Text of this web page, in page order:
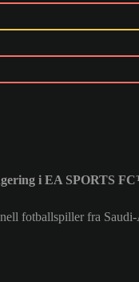
i EA SPORTS
fotballspiller fra